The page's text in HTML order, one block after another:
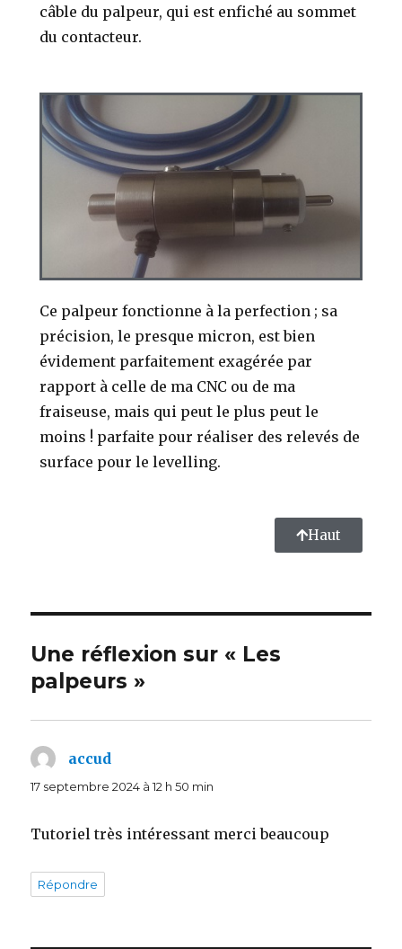
câble du palpeur, qui est enfiché au sommet
du contacteur.
Ce palpeur fonctionne à la perfection ; sa
précision, le presque micron, est bien
évidement parfaitement exagérée par
rapport à celle de ma CNC ou de ma
fraiseuse, mais qui peut le plus peut le
moins ! parfaite pour réaliser des relevés de
surface pour le levelling.
Haut
Une réflexion sur « Les
palpeurs »
accud
17 septembre 2024 à 12 h 50 min
Tutoriel très intéressant merci beaucoup
Répondre